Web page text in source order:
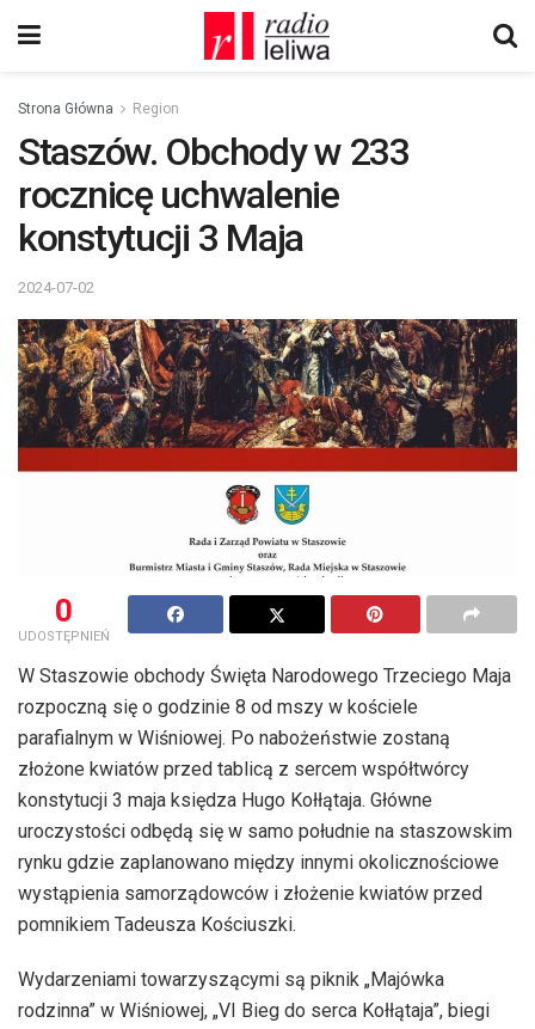
Strona Główna Region
Staszów. Obchody w 233
rocznicę uchwalenie
konstytucji 3 Maja
2024-07-02
0
UDOSTĘPNIEŃ
W Staszowie obchody Święta Narodowego Trzeciego Maja
rozpoczną się o godzinie 8 od mszy w kościele
parafialnym w Wiśniowej. Po nabożeństwie zostaną
złożone kwiatów przed tablicą z sercem współtwórcy
konstytucji 3 maja księdza Hugo Kołłątaja. Główne
uroczystości odbędą się w samo południe na staszowskim
rynku gdzie zaplanowano między innymi okolicznościowe
wystąpienia samorządowców i złożenie kwiatów przed
pomnikiem Tadeusza Kościuszki.
Wydarzeniami towarzyszącymi są piknik „Majówka
rodzinna” w Wiśniowej, „VI Bieg do serca Kołłątaja”, biegi